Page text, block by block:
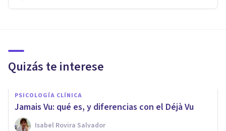
Quizás te interese
PSICOLOGÍA CLÍNICA
Jamais Vu: qué es, y diferencias con el Déjà Vu
Isabel Rovira Salvador